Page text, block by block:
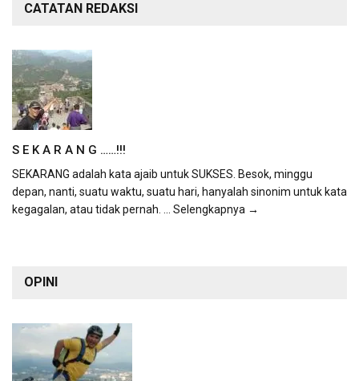
CATATAN REDAKSI
S E K A R A N G ……!!!
SEKARANG adalah kata ajaib untuk SUKSES. Besok, minggu
depan, nanti, suatu waktu, suatu hari, hanyalah sinonim untuk kata
kegagalan, atau tidak pernah.
... Selengkapnya →
OPINI